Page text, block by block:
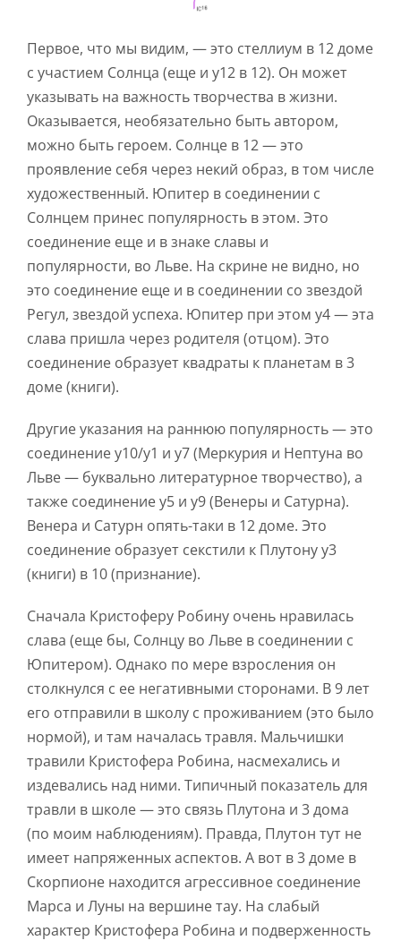
Первое, что мы видим, — это стеллиум в 12 доме
с участием Солнца (еще и у12 в 12). Он может
указывать на важность творчества в жизни.
Оказывается, необязательно быть автором,
можно быть героем. Солнце в 12 — это
проявление себя через некий образ, в том числе
художественный. Юпитер в соединении с
Солнцем принес популярность в этом. Это
соединение еще и в знаке славы и
популярности, во Льве. На скрине не видно, но
это соединение еще и в соединении со звездой
Регул, звездой успеха. Юпитер при этом у4 — эта
слава пришла через родителя (отцом). Это
соединение образует квадраты к планетам в 3
доме (книги).
Другие указания на раннюю популярность — это
соединение у10/у1 и у7 (Меркурия и Нептуна во
Льве — буквально литературное творчество), а
также соединение у5 и у9 (Венеры и Сатурна).
Венера и Сатурн опять-таки в 12 доме. Это
соединение образует секстили к Плутону у3
(книги) в 10 (признание).
Сначала Кристоферу Робину очень нравилась
слава (еще бы, Солнцу во Льве в соединении с
Юпитером). Однако по мере взросления он
столкнулся с ее негативными сторонами. В 9 лет
его отправили в школу с проживанием (это было
нормой), и там началась травля. Мальчишки
травили Кристофера Робина, насмехались и
издевались над ними. Типичный показатель для
травли в школе — это связь Плутона и 3 дома
(по моим наблюдениям). Правда, Плутон тут не
имеет напряженных аспектов. А вот в 3 доме в
Скорпионе находится агрессивное соединение
Марса и Луны на вершине тау. На слабый
характер Кристофера Робина и подверженность